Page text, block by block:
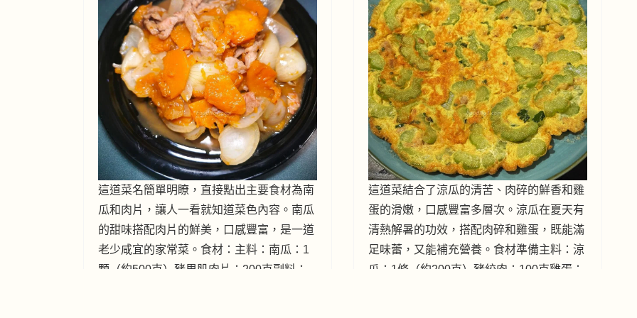
這道菜名簡單明瞭，直接點出主要食材為南
瓜和肉片，讓人一看就知道菜色內容。南瓜
的甜味搭配肉片的鮮美，口感豐富，是一道
老少咸宜的家常菜。食材：主料：南瓜：1
顆（約500克）豬里肌肉片：200克副料：
這道菜結合了涼瓜的清苦、肉碎的鮮香和雞
蛋的滑嫩，口感豐富多層次。涼瓜在夏天有
清熱解暑的功效，搭配肉碎和雞蛋，既能滿
足味蕾，又能補充營養。食材準備主料：涼
瓜：1條（約200克）豬絞肉：100克雞蛋：